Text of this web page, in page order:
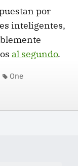
por
inteligentes,
al segundo.
One